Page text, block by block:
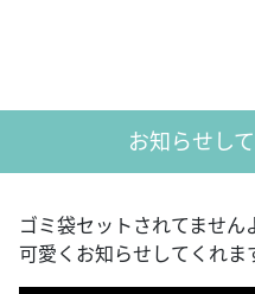
お知らせし
ゴミ袋セットされてません
可愛くお知らせしてくれま